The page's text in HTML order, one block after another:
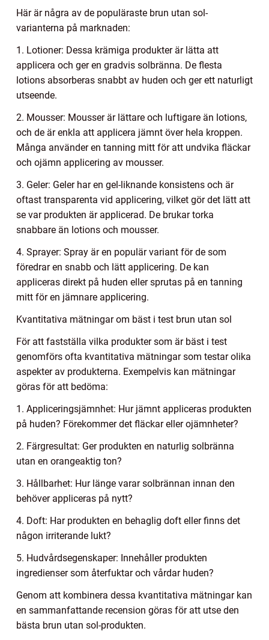
Här är några av de populäraste brun utan sol-
varianterna på marknaden:
1. Lotioner: Dessa krämiga produkter är lätta att
applicera och ger en gradvis solbränna. De flesta
lotions absorberas snabbt av huden och ger ett naturligt
utseende.
2. Mousser: Mousser är lättare och luftigare än lotions,
och de är enkla att applicera jämnt över hela kroppen.
Många använder en tanning mitt för att undvika fläckar
och ojämn applicering av mousser.
3. Geler: Geler har en gel-liknande konsistens och är
oftast transparenta vid applicering, vilket gör det lätt att
se var produkten är applicerad. De brukar torka
snabbare än lotions och mousser.
4. Sprayer: Spray är en populär variant för de som
föredrar en snabb och lätt applicering. De kan
appliceras direkt på huden eller sprutas på en tanning
mitt för en jämnare applicering.
Kvantitativa mätningar om bäst i test brun utan sol
För att fastställa vilka produkter som är bäst i test
genomförs ofta kvantitativa mätningar som testar olika
aspekter av produkterna. Exempelvis kan mätningar
göras för att bedöma:
1. Appliceringsjämnhet: Hur jämnt appliceras produkten
på huden? Förekommer det fläckar eller ojämnheter?
2. Färgresultat: Ger produkten en naturlig solbränna
utan en orangeaktig ton?
3. Hållbarhet: Hur länge varar solbrännan innan den
behöver appliceras på nytt?
4. Doft: Har produkten en behaglig doft eller finns det
någon irriterande lukt?
5. Hudvårdsegenskaper: Innehåller produkten
ingredienser som återfuktar och vårdar huden?
Genom att kombinera dessa kvantitativa mätningar kan
en sammanfattande recension göras för att utse den
bästa brun utan sol-produkten.